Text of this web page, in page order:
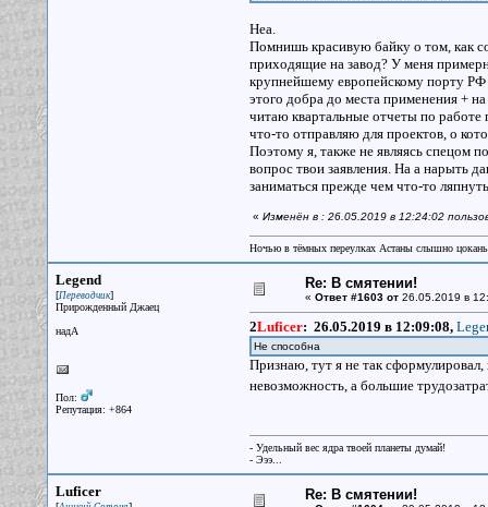
Неа.
Помнишь красивую байку о том, как
приходящие на завод? У меня
крупнейшему европейскому порту РФ
этого добра до места применения +
читаю квартальные отчеты по работе
что-то отправляю для проектов, о
Поэтому я, также не являясь спецом
вопрос твои заявления. На а нарыть
заниматься прежде чем что-то
« Изменён в : 26.05.2019 в 12:24:02
Ночью в тёмных переулках Астаны слышно
Legend
[Переводчик]
Прирожденный Джаец
надА
Пол:
Репутация: +864
Re: В смятении!
« Ответ #1603 от26.05.2019 в
2Luficer: 26.05.2019 в 12:09:08,
Не способна
Признаю, тут я не так
невозможность, а большие
- Удельный вес ядра твоей планеты думай!
- Эээ...
Luficer Re: В смятении!